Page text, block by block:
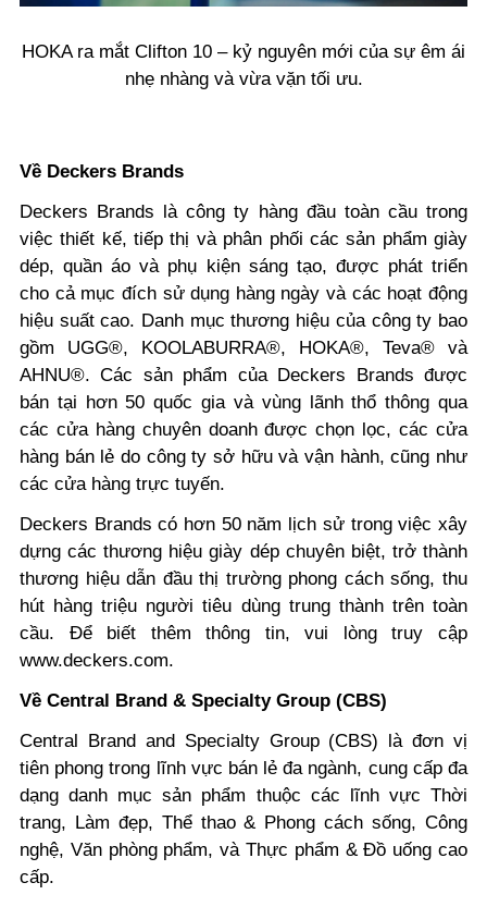
HOKA ra mắt Clifton 10 – kỷ nguyên mới của sự êm ái
nhẹ nhàng và vừa vặn tối ưu.
Về Deckers Brands
Deckers Brands là công ty hàng đầu toàn cầu trong
việc thiết kế, tiếp thị và phân phối các sản phẩm giày
dép, quần áo và phụ kiện sáng tạo, được phát triển
cho cả mục đích sử dụng hàng ngày và các hoạt động
hiệu suất cao. Danh mục thương hiệu của công ty bao
gồm UGG®, KOOLABURRA®, HOKA®, Teva® và
AHNU®. Các sản phẩm của Deckers Brands được
bán tại hơn 50 quốc gia và vùng lãnh thổ thông qua
các cửa hàng chuyên doanh được chọn lọc, các cửa
hàng bán lẻ do công ty sở hữu và vận hành, cũng như
các cửa hàng trực tuyến.
Deckers Brands có hơn 50 năm lịch sử trong việc xây
dựng các thương hiệu giày dép chuyên biệt, trở thành
thương hiệu dẫn đầu thị trường phong cách sống, thu
hút hàng triệu người tiêu dùng trung thành trên toàn
cầu. Để biết thêm thông tin, vui lòng truy cập
www.deckers.com.
Về Central Brand & Specialty Group (CBS)
Central Brand and Specialty Group (CBS) là đơn vị
tiên phong trong lĩnh vực bán lẻ đa ngành, cung cấp đa
dạng danh mục sản phẩm thuộc các lĩnh vực Thời
trang, Làm đẹp, Thể thao & Phong cách sống, Công
nghệ, Văn phòng phẩm, và Thực phẩm & Đồ uống cao
cấp.